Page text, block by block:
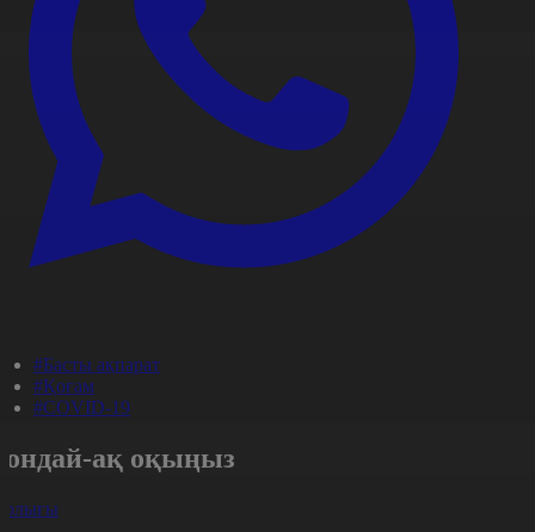
#Басты ақпарат
#Қоғам
#COVID-19
ақ оқыңыз